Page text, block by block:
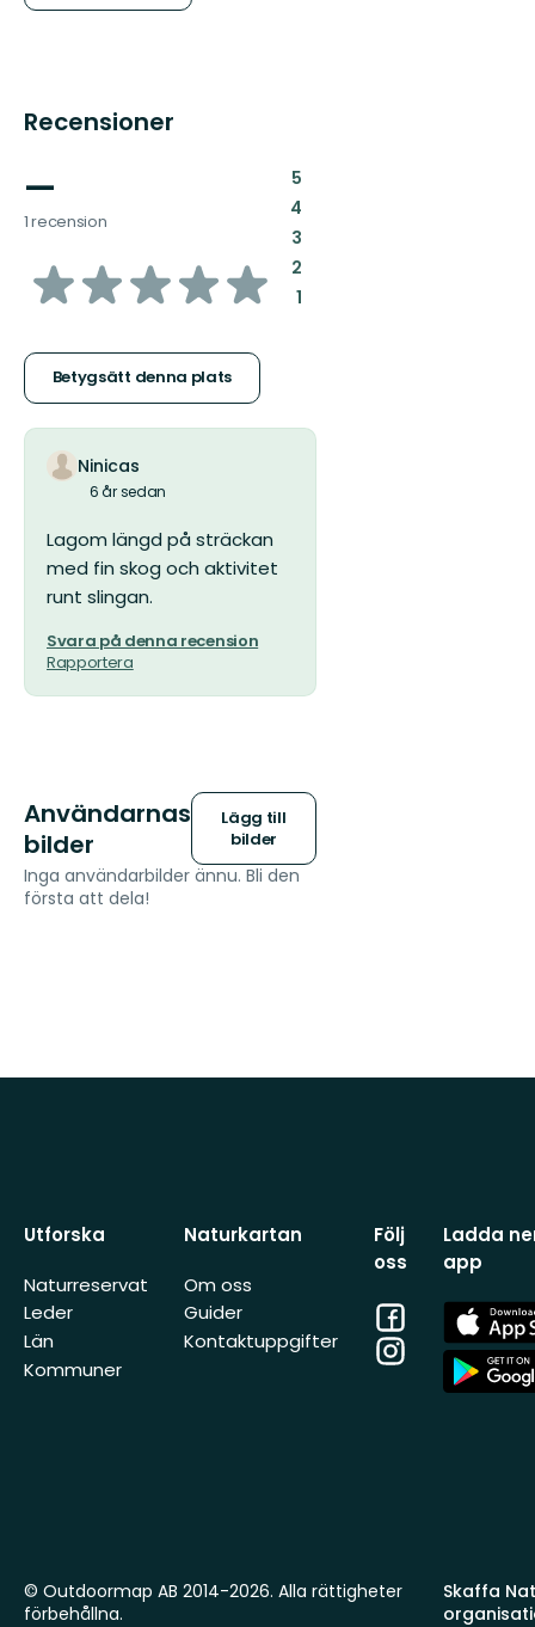
Recensioner
—
1 recension
av
stjärnor
Betygsätt denna plats
5:
4:
3:
2:
1:
Ninicas
6 år sedan
Lagom längd på sträckan
med fin skog och aktivitet
runt slingan.
Svara på denna recension
Rapportera
Användarnas
bilder
Lägg till
bilder
Inga användarbilder ännu. Bli den
första att dela!
Utforska
Naturreservat
Leder
Län
Kommuner
Naturkartan
Om oss
Guider
Kontaktuppgifter
Följ
oss
Facebook
Instagram
Ladda
app
App
Store
App
Store
Skaffa
© Outdoormap AB 2014-2026. Alla rättigheter
förbehållna.